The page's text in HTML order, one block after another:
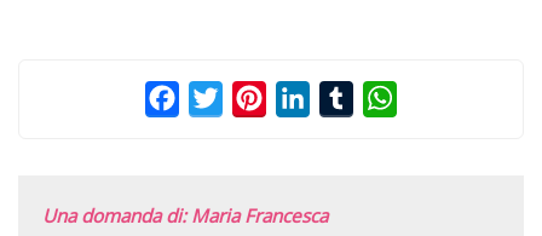
FacebookTwitterPinterestLinkedInTumblr
Una domanda di: Maria Francesca